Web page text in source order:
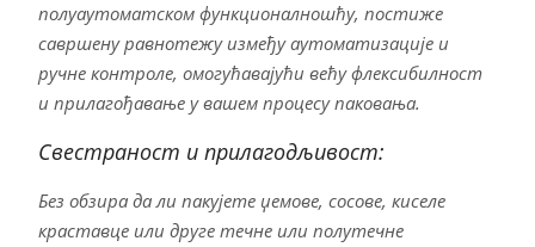
полуаутоматском функционалношћу, постиже
савршену равнотежу између аутоматизације и
ручне контроле, омогућавајући већу флексибилност
и прилагођавање у вашем процесу паковања.
Свестраност и прилагодљивост:
Без обзира да ли пакујете џемове, сосове, киселе
краставце или друге течне или полутечне